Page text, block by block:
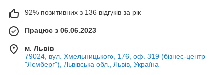
92% позитивних з 136 відгуків за рік
Працює з 06.06.2023
м. Львів
79024, вул. Хмельницького, 176, оф. 319 (бізнес-центр
"Лємберг"), Львівська обл., Львів, Україна